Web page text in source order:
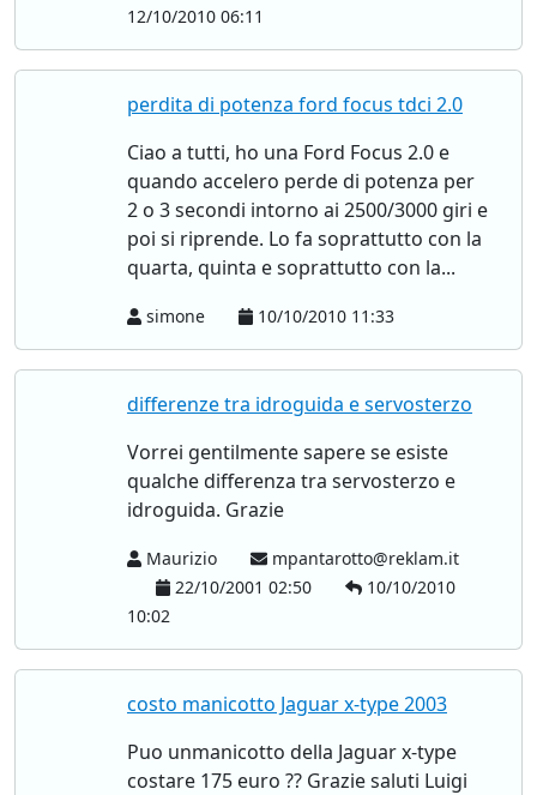
12/10/2010 06:11
perdita di potenza ford focus tdci 2.0
Ciao a tutti, ho una Ford Focus 2.0 e
quando accelero perde di potenza per
2 o 3 secondi intorno ai 2500/3000 giri e
poi si riprende. Lo fa soprattutto con la
quarta, quinta e soprattutto con la...
simone 10/10/2010 11:33
differenze tra idroguida e servosterzo
Vorrei gentilmente sapere se esiste
qualche differenza tra servosterzo e
idroguida. Grazie
Maurizio
mpantarotto@reklam.it
22/10/2001 02:50
10/10/2010
10:02
costo manicotto Jaguar x-type 2003
Puo unmanicotto della Jaguar x-type
costare 175 euro ?? Grazie saluti Luigi